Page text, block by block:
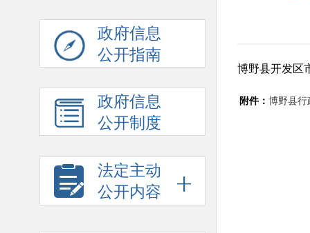
政府信息
公开指南
政府信息
公开制度
法定主动
公开内容
博野县开发区
附件： 博野县行